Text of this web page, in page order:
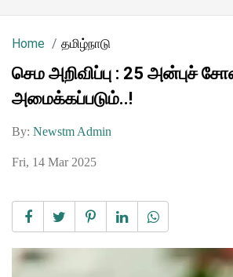
Home தமிழ்நாடு
செம அறிவிப்பு : 25 அன்புச்
அமைக்கப்படும்..!
By: Newstm Admin
Fri, 14 Mar 2025